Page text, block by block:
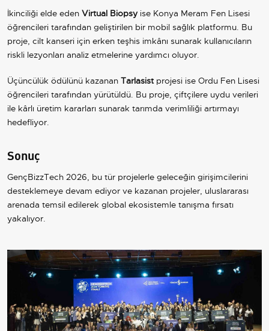
İkinciliği elde eden Virtual Biopsyise Konya Meram Fen Lisesi
öğrencileri tarafından geliştirilen bir mobil sağlık platformu. Bu
proje, cilt kanseri için erken teşhis imkânı sunarak kullanıcıların
riskli lezyonları analiz etmelerine yardımcı oluyor.
Üçüncülük ödülünü kazanan Tarlasistprojesi ise Ordu Fen Lisesi
öğrencileri tarafından yürütüldü. Bu proje, çiftçilere uydu verileri
ile kârlı üretim kararları sunarak tarımda verimliliği artırmayı
hedefliyor.
Sonuç
GençBizzTech 2026, bu tür projelerle geleceğin girişimcilerini
desteklemeye devam ediyor ve kazanan projeler, uluslararası
arenada temsil edilerek global ekosistemle tanışma fırsatı
yakalıyor.